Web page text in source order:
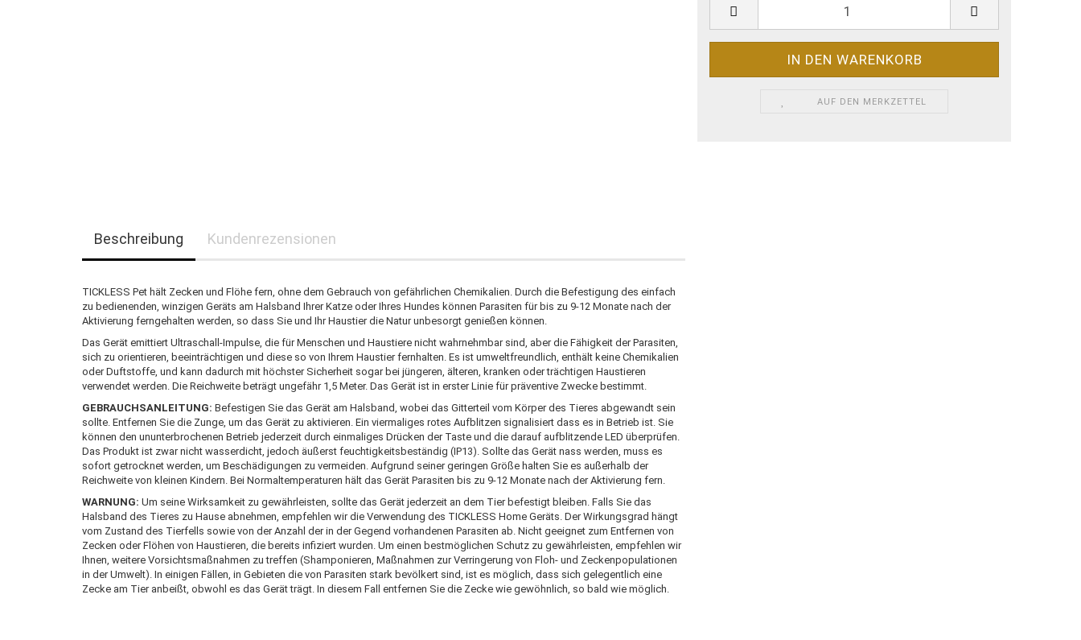
AUF DEN MERKZETTEL
Beschreibung Kundenrezensionen
TICKLESS Pet hält Zecken und Flöhe fern, ohne dem Gebrauch von gefährlichen Chemikalien. Durch die Befestigung des einfach
zu bedienenden, winzigen Geräts am Halsband Ihrer Katze oder Ihres Hundes können Parasiten für bis zu 9-12 Monate nach der
Aktivierung ferngehalten werden, so dass Sie und Ihr Haustier die Natur unbesorgt genießen können.
Das Gerät emittiert Ultraschall-Impulse, die für Menschen und Haustiere nicht wahrnehmbar sind, aber die Fähigkeit der Parasiten,
sich zu orientieren, beeinträchtigen und diese so von Ihrem Haustier fernhalten. Es ist umweltfreundlich, enthält keine Chemikalien
oder Duftstoffe, und kann dadurch mit höchster Sicherheit sogar bei jüngeren, älteren, kranken oder trächtigen Haustieren
verwendet werden. Die Reichweite beträgt ungefähr 1,5 Meter. Das Gerät ist in erster Linie für präventive Zwecke bestimmt.
GEBRAUCHSANLEITUNG: Befestigen Sie das Gerät am Halsband, wobei das Gitterteil vom Körper des Tieres abgewandt sein
sollte. Entfernen Sie die Zunge, um das Gerät zu aktivieren. Ein viermaliges rotes Aufblitzen signalisiert dass es in Betrieb ist. Sie
können den ununterbrochenen Betrieb jederzeit durch einmaliges Drücken der Taste und die darauf aufblitzende LED überprüfen.
Das Produkt ist zwar nicht wasserdicht, jedoch äußerst feuchtigkeitsbeständig (IP13). Sollte das Gerät nass werden, muss es
sofort getrocknet werden, um Beschädigungen zu vermeiden. Aufgrund seiner geringen Größe halten Sie es außerhalb der
Reichweite von kleinen Kindern. Bei Normaltemperaturen hält das Gerät Parasiten bis zu 9-12 Monate nach der Aktivierung fern.
WARNUNG: Um seine Wirksamkeit zu gewährleisten, sollte das Gerät jederzeit an dem Tier befestigt bleiben. Falls Sie das
Halsband des Tieres zu Hause abnehmen, empfehlen wir die Verwendung des TICKLESS Home Geräts. Der Wirkungsgrad hängt
vom Zustand des Tierfells sowie von der Anzahl der in der Gegend vorhandenen Parasiten ab. Nicht geeignet zum Entfernen von
Zecken oder Flöhen von Haustieren, die bereits infiziert wurden. Um einen bestmöglichen Schutz zu gewährleisten, empfehlen wir
Ihnen, weitere Vorsichtsmaßnahmen zu treffen (Shamponieren, Maßnahmen zur Verringerung von Floh- und Zeckenpopulationen
in der Umwelt). In einigen Fällen, in Gebieten die von Parasiten stark bevölkert sind, ist es möglich, dass sich gelegentlich eine
Zecke am Tier anbeißt, obwohl es das Gerät trägt. In diesem Fall entfernen Sie die Zecke wie gewöhnlich, so bald wie möglich.